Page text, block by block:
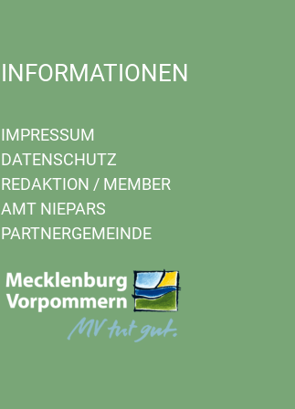
INFORMATIONEN
IMPRESSUM
DATENSCHUTZ
REDAKTION / MEMBER
AMT NIEPARS
PARTNERGEMEINDE